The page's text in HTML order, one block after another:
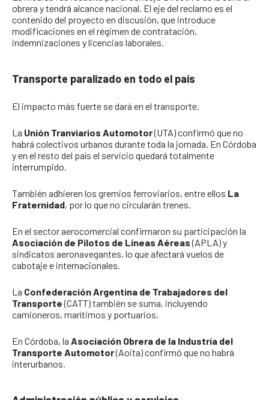
obrera y tendrá alcance nacional. El eje del reclamo es el
contenido del proyecto en discusión, que introduce
modificaciones en el régimen de contratación,
indemnizaciones y licencias laborales.
Transporte paralizado en todo el país
El impacto más fuerte se dará en el transporte.
La Unión Tranviarios Automotor(UTA) confirmó que no
habrá colectivos urbanos durante toda la jornada. En Córdoba
y en el resto del país el servicio quedará totalmente
interrumpido.
También adhieren los gremios ferroviarios, entre ellos La
Fraternidad, por lo que no circularán trenes.
En el sector aerocomercial confirmaron su participación la
Asociación de Pilotos de Líneas Aéreas(APLA) y
sindicatos aeronavegantes, lo que afectará vuelos de
cabotaje e internacionales.
La Confederación Argentina de Trabajadores del
Transporte(CATT) también se suma, incluyendo
camioneros, marítimos y portuarios.
En Córdoba, la Asociación Obrera de la Industria del
Transporte Automotor(Aoita) confirmó que no habrá
interurbanos.